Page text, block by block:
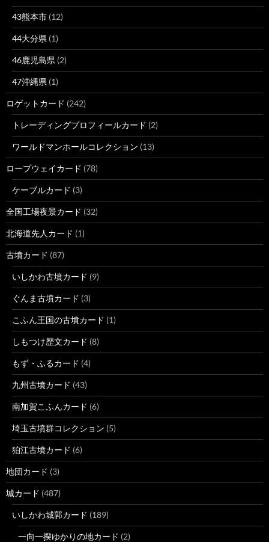
43熊本市 (12)
44大分県 (1)
46鹿児島県 (2)
47沖縄県 (1)
ロゲットカード (242)
トレーディングプロフィールカード (2)
ワールドマンホールコレクション (13)
ロープウェイカード (78)
ケーブルカード (3)
全国工場夜景カード (32)
北海道先人カード (1)
古墳カード (87)
いしかわ古墳カード (9)
ぐんま古墳カード (3)
こふん王国の古墳カード (1)
しもつけ歴文カード (8)
もず・ふるカード (4)
九州古墳カード (43)
南加賀こふんカード (6)
埼玉古墳群コレクション (5)
狛江古墳カード (6)
地団カード (3)
城カード (487)
いしかわ城郭カード (189)
一向一揆ゆかりの地カード (2)